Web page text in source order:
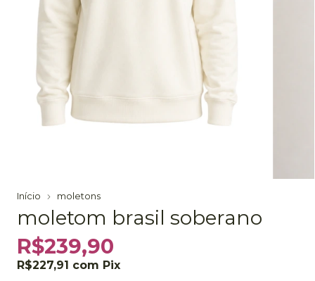
Início moletons
moletom brasil soberano
R$239,90
R$227,91 com Pix